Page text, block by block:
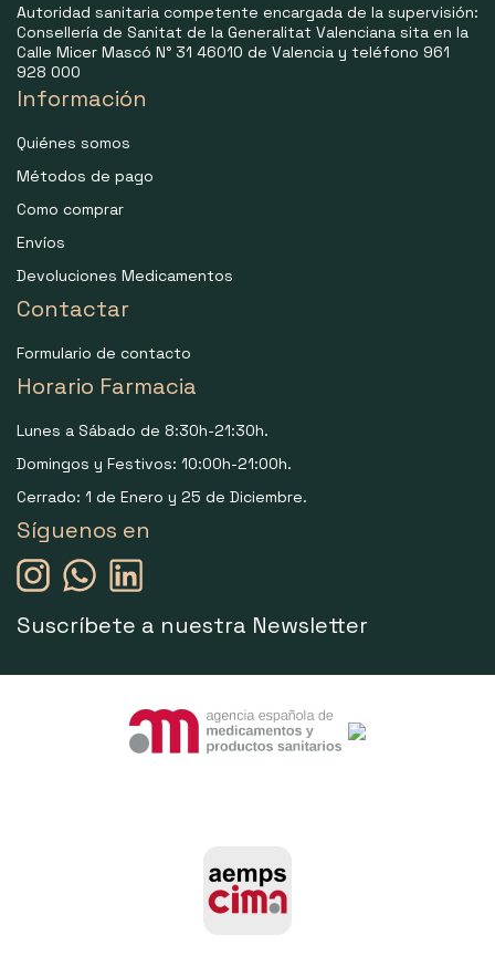
Autoridad sanitaria competente encargada de la supervisión:
Consellería de Sanitat de la Generalitat Valenciana sita en la
Calle Micer Mascó N° 31 46010 de Valencia y teléfono 961
928 000
Información
Quiénes somos
Métodos de pago
Como comprar
Envíos
Devoluciones Medicamentos
Contactar
Formulario de contacto
Horario Farmacia
Lunes a Sábado de 8:30h-21:30h.
Domingos y Festivos: 10:00h-21:00h.
Cerrado: 1 de Enero y 25 de Diciembre.
Síguenos en
Suscríbete a nuestra Newsletter